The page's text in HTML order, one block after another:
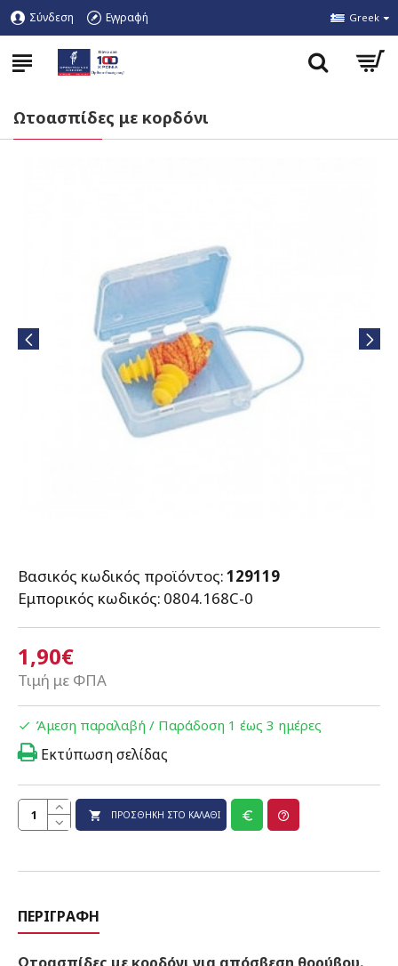
Σύνδεση Εγγραφή Greek
Ωτοασπίδες με κορδόνι
1,90€
Τιμή με ΦΠΑ
Βασικός κωδικός προϊόντος:129119
Εμπορικός κωδικός: 0804.168C-0
Άμεση παραλαβή / Παράδoση 1 έως 3 ημέρες
ΠΡΟΣΘΉΚΗ ΣΤΟ ΚΑΛΆΘΙ
Εκτύπωση σελίδας
ΠΕΡΙΓΡΑΦΉ